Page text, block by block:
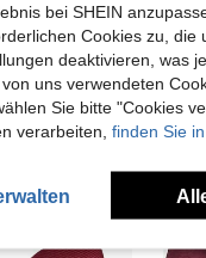
bei SHEIN
Cookies zu,
deaktivieren, was
uns verwendeten
Sie bitte "Cookies
verarbeiten, finden Sie